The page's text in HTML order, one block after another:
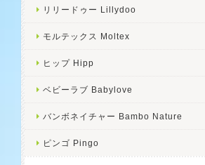
リリードゥー Lillydoo
モルテックス Moltex
ヒップ Hipp
ベビーラブ Babylove
バンボネイチャー Bambo Nature
ピンゴ Pingo